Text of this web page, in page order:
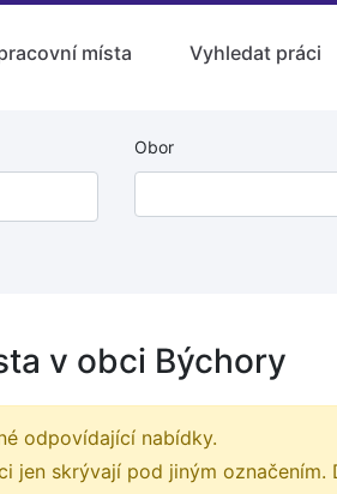
místa Vyhledat práci
Obor
v obci Býchory
odpovídající nabídky.
jen skrývají pod jiným označením.